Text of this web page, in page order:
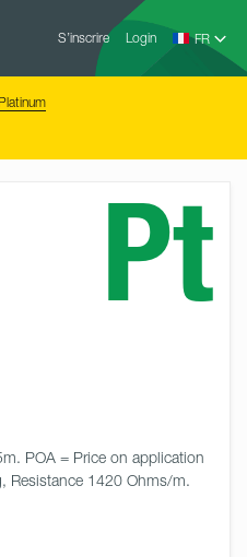
S’inscrire Login
Pt
POA = Price on application
Resistance 1420 Ohms/m.